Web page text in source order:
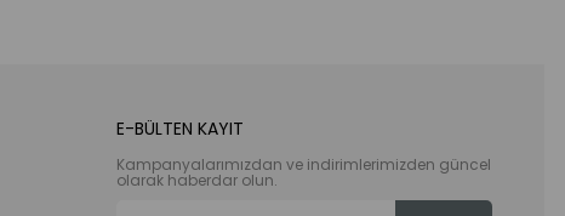
E-BÜLTEN KAYIT
Kampanyalarımızdan ve indirimlerimizden güncel
olarak haberdar olun.